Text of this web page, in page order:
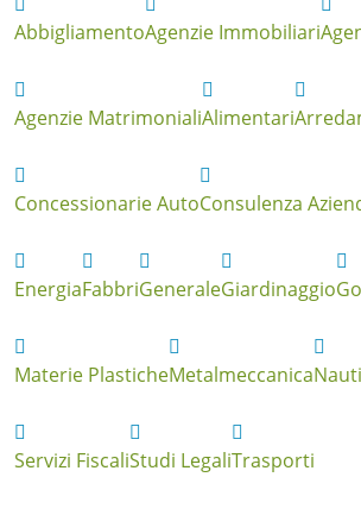
AbbigliamentoAgenzie Immobiliari
Agenzie MatrimonialiAlimentari
Concessionarie AutoConsulenza
EnergiaFabbriGeneraleGiardinaggio
Materie PlasticheMetalmeccanica
Servizi FiscaliStudi LegaliTrasporti